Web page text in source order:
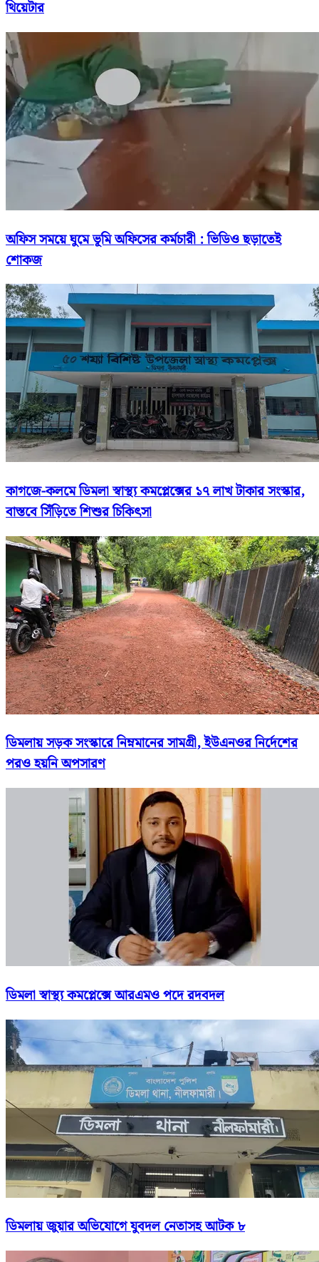
থিয়েটার
অফিস সময়ে ঘুমে ভূমি অফিসের কর্মচারী : ভিডিও ছড়াতেই
শোকজ
কাগজে-কলমে ডিমলা স্বাস্থ্য কমপ্লেক্সের ১৭ লাখ টাকার সংস্কার,
বাস্তবে সিঁড়িতে শিশুর চিকিৎসা
ডিমলায় সড়ক সংস্কারে নিম্নমানের সামগ্রী, ইউএনওর নির্দেশের
পরও হয়নি অপসারণ
ডিমলা স্বাস্থ্য কমপ্লেক্সে আরএমও পদে রদবদল
ডিমলায় জুয়ার অভিযোগে যুবদল নেতাসহ আটক ৮